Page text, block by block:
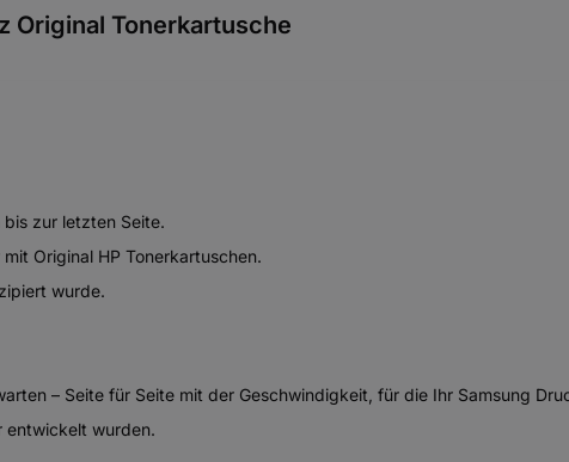
Original Tonerkartusche
zur letzten Seite.
Original HP Tonerkartuschen.
wurde.
– Seite für Seite mit der Geschwindigkeit, für die Ihr Samsung
entwickelt wurden.